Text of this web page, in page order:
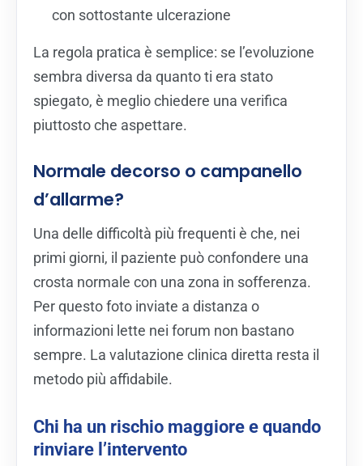
con sottostante ulcerazione
La regola pratica è semplice: se l’evoluzione
sembra diversa da quanto ti era stato
spiegato, è meglio chiedere una verifica
piuttosto che aspettare.
Normale decorso o campanello
d’allarme?
Una delle difficoltà più frequenti è che, nei
primi giorni, il paziente può confondere una
crosta normale con una zona in sofferenza.
Per questo foto inviate a distanza o
informazioni lette nei forum non bastano
sempre. La valutazione clinica diretta resta il
metodo più affidabile.
Chi ha un rischio maggiore e quando
rinviare l’intervento